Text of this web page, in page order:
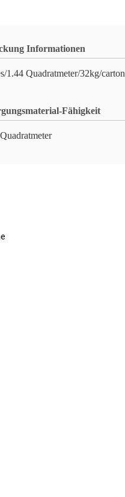
Informationen
1.44 Quadratmeter/32kg/carton
Fähigkeit